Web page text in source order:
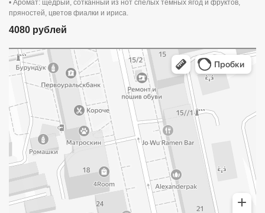
• Аромат: щедрый, сотканный из нот спелых тёмных ягод и фруктов,
пряностей, цветов фиалки и ириса.
4080 рублей